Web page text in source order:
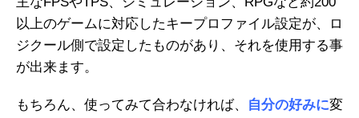
以上のゲームに対応したキープロファイル設定が、ロ
ジクール側で設定したものがあり、それを使用する事
が出来ます。
もちろん、使ってみて合わなければ、 自分の好みに変